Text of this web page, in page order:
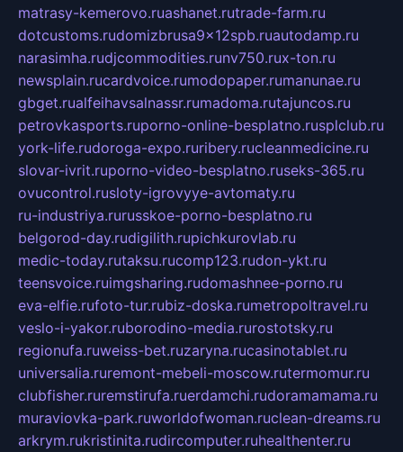
matrasy-kemerovo.ruashanet.rutrade-farm.ru
dotcustoms.rudomizbrusa9x12spb.ruautodamp.ru
narasimha.rudjcommodities.runv750.rux-ton.ru
newsplain.rucardvoice.rumodopaper.rumanunae.ru
gbget.rualfeihavsalnassr.rumadoma.rutajuncos.ru
petrovkasports.ruporno-online-besplatno.rusplclub.ru
york-life.rudoroga-expo.ruribery.rucleanmedicine.ru
slovar-ivrit.ruporno-video-besplatno.ruseks-365.ru
ovucontrol.rusloty-igrovyye-avtomaty.ru
ru-industriya.rurusskoe-porno-besplatno.ru
belgorod-day.rudigilith.rupichkurovlab.ru
medic-today.rutaksu.rucomp123.rudon-ykt.ru
teensvoice.ruimgsharing.rudomashnee-porno.ru
eva-elfie.rufoto-tur.rubiz-doska.rumetropoltravel.ru
veslo-i-yakor.ruborodino-media.rurostotsky.ru
regionufa.ruweiss-bet.ruzaryna.rucasinotablet.ru
universalia.ruremont-mebeli-moscow.rutermomur.ru
clubfisher.ruremstirufa.ruerdamchi.rudoramamama.ru
muraviovka-park.ruworldofwoman.ruclean-dreams.ru
arkrym.rukristinita.rudircomputer.ruhealthenter.ru